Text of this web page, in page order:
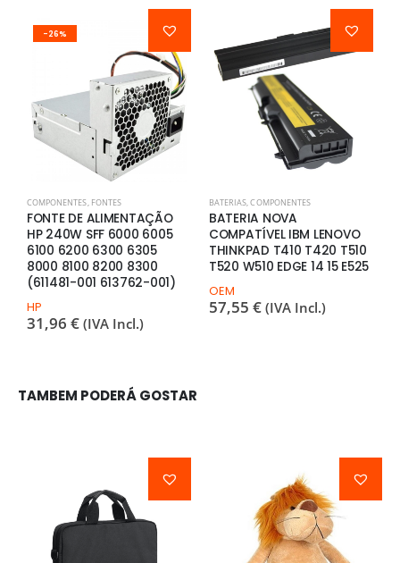
-26%
COMPONENTES, FONTES
FONTE DE ALIMENTAÇÃO
HP 240W SFF 6000 6005
6100 6200 6300 6305
8000 8100 8200 8300
(611481-001 613762-001)
HP
31,96 € (IVA Incl.)
BATERIAS,COMPONENTES
BATERIA NOVA
COMPATÍVEL IBM LENOVO
THINKPAD T410 T420 T510
T520 W510 EDGE 14 15 E525
OEM
57,55 € (IVA Incl.)
TAMBEM PODERÁ GOSTAR